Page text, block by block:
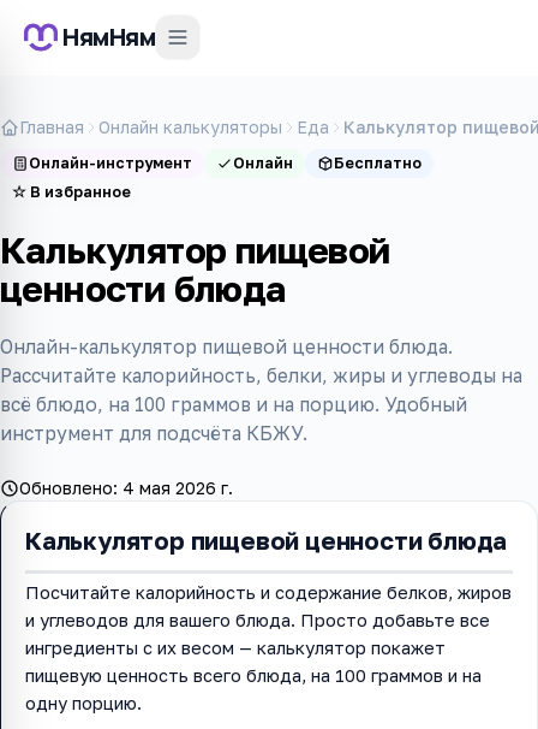
НямНям
Главная Онлайн калькуляторы Еда Калькулятор
Онлайн-инструмент Онлайн
Бесплатно
☆ В избранное
Калькулятор пищевой
ценности блюда
Онлайн-калькулятор пищевой ценности блюда.
Рассчитайте калорийность, белки, жиры и углеводы на
всё блюдо, на 100 граммов и на порцию. Удобный
инструмент для подсчёта КБЖУ.
Обновлено: 4 мая 2026 г.
Калькулятор пищевой ценности блюда
Посчитайте калорийность и содержание белков, жиров
и углеводов для вашего блюда. Просто добавьте все
ингредиенты с их весом — калькулятор покажет
пищевую ценность всего блюда, на 100 граммов и на
одну порцию.